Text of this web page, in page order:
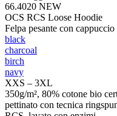
66.4020 NEW
OCS RCS Loose Hoodie
Felpa pesante con
black
charcoal
birch
navy
XXS – 3XL
350g/m², 80% cotone bio
pettinato con tecnica